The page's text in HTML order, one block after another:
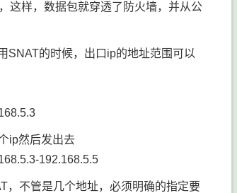
这样，数据包就穿透了防火墙，并从公
SNAT的时候，出口ip的地址范围可以
ip然后发出去
192.168.5.5
，不管是几个地址，必须明确的指定要